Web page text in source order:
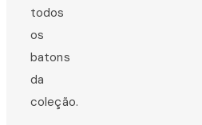
todos
os
batons
da
coleção.